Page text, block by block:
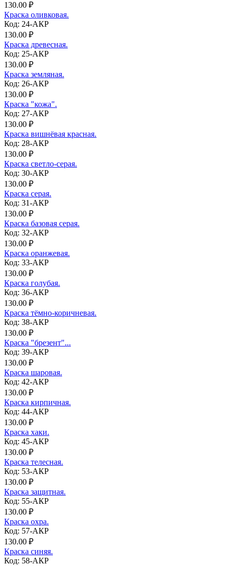
130.00 ₽
Краска оливковая.
Код: 24-АКР
130.00 ₽
Краска древесная.
Код: 25-АКР
130.00 ₽
Краска земляная.
Код: 26-АКР
130.00 ₽
Краска "кожа".
Код: 27-АКР
130.00 ₽
Краска вишнёвая красная.
Код: 28-АКР
130.00 ₽
Краска светло-серая.
Код: 30-АКР
130.00 ₽
Краска серая.
Код: 31-АКР
130.00 ₽
Краска базовая серая.
Код: 32-АКР
130.00 ₽
Краска оранжевая.
Код: 33-АКР
130.00 ₽
Краска голубая.
Код: 36-АКР
130.00 ₽
Краска тёмно-коричневая.
Код: 38-АКР
130.00 ₽
Краска "брезент"...
Код: 39-АКР
130.00 ₽
Краска шаровая.
Код: 42-АКР
130.00 ₽
Краска кирпичная.
Код: 44-АКР
130.00 ₽
Краска хаки.
Код: 45-АКР
130.00 ₽
Краска телесная.
Код: 53-АКР
130.00 ₽
Краска защитная.
Код: 55-АКР
130.00 ₽
Краска охра.
Код: 57-АКР
130.00 ₽
Краска синяя.
Код: 58-АКР